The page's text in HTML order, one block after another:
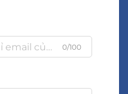
0/100